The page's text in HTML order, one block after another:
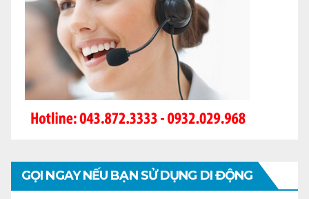
GỌI NGAY NẾU BẠN SỬ DỤNG DI ĐỘNG